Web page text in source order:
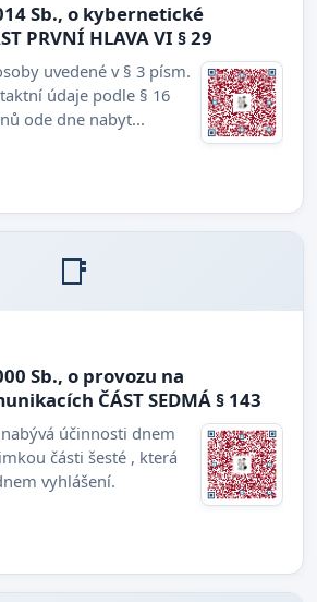
Sb., o kybernetické
PRVNÍ HLAVA VI § 29
uvedené v § 3 písm.
údaje podle § 16
ode dne nabyt...
📑
Sb., o provozu na
ČÁST SEDMÁ § 143
účinnosti dnem
části šesté , která
vyhlášení.